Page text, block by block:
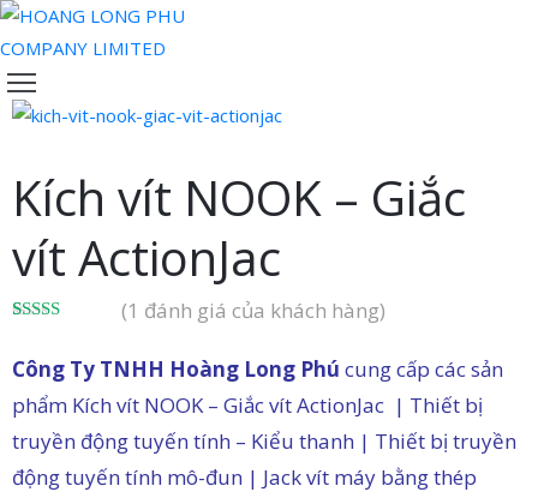
TRANG
CHỦ
CHÚNG
SẢN
NGŨ
CHÚNG
TÔI
TIN
Kích vít NOOK – Giắc
vít ActionJac
đánh giá
(1 đánh giá của khách hàng)
Công Ty TNHH Hoàng Long Phú cung cấp các sản
phẩm Kích vít NOOK – Giắc vít ActionJac | Thiết bị
truyền động tuyến tính – Kiểu thanh | Thiết bị truyền
động tuyến tính mô-đun | Jack vít máy bằng thép